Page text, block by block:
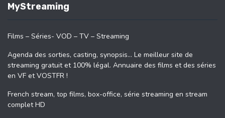
MyStreaming
Films – Séries- VOD – TV – Streaming
Agenda des sorties, casting, synopsis… Le meilleur site de
streaming gratuit et 100% légal. Annuaire des films et des séries
en VF et VOSTFR !
French stream, top films, box-office, série streaming en stream
complet HD